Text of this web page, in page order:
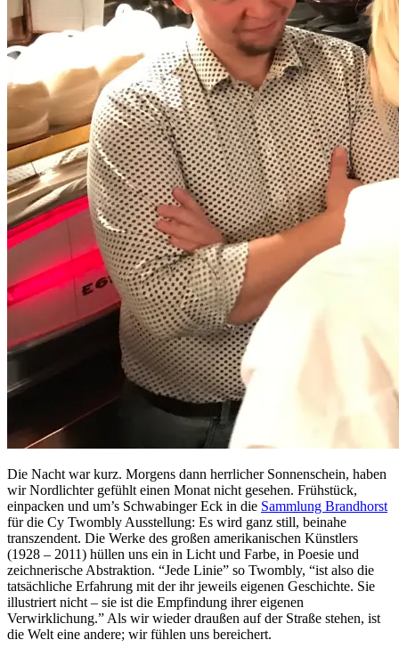
Die Nacht war kurz. Morgens dann herrlicher Sonnenschein, haben
wir Nordlichter gefühlt einen Monat nicht gesehen. Frühstück,
einpacken und um’s Schwabinger Eck in die Sammlung Brandhorst
für die Cy Twombly Ausstellung: Es wird ganz still, beinahe
transzendent. Die Werke des großen amerikanischen Künstlers
(1928 – 2011) hüllen uns ein in Licht und Farbe, in Poesie und
zeichnerische Abstraktion. “Jede Linie” so Twombly, “ist also die
tatsächliche Erfahrung mit der ihr jeweils eigenen Geschichte. Sie
illustriert nicht – sie ist die Empfindung ihrer eigenen
Verwirklichung.” Als wir wieder draußen auf der Straße stehen, ist
die Welt eine andere; wir fühlen uns bereichert.